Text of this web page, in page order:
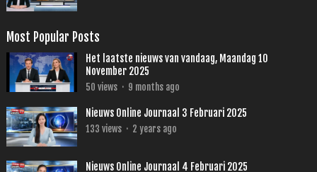
Most Popular Posts
Het laatste nieuws van vandaag, Maandag 10
November 2025
50 views · 9 months ago
Nieuws Online Journaal 3 Februari 2025
133 views · 2 years ago
Nieuws Online Journaal 4 Februari 2025